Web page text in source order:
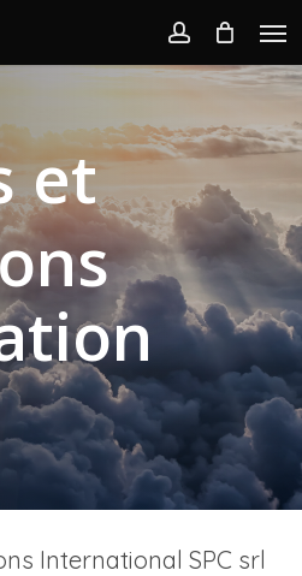
et
International SPC srl